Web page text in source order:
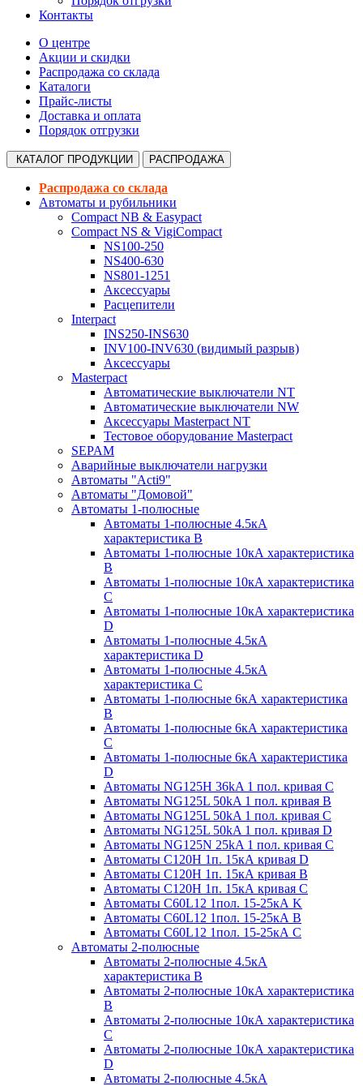
Контакты
О центре
Акции и скидки
Распродажа со склада
Каталоги
Прайс-листы
Доставка и оплата
Порядок отгрузки
КАТАЛОГ ПРОДУКЦИИ РАСПРОДАЖА
Распродажа со склада
Автоматы и рубильники
Compact NB & Easypact
Compact NS & VigiCompact
NS100-250
NS400-630
NS801-1251
Аксессуары
Расцепители
Interpact
INS250-INS630
INV100-INV630 (видимый разрыв)
Аксессуары
Masterpact
Автоматические выключатели NT
Автоматические выключатели NW
Аксессуары Masterpact NT
Тестовое оборудование Masterpact
SEPAM
Аварийные выключатели нагрузки
Автоматы "Acti9"
Автоматы "Домовой"
Автоматы 1-полюсные
Автоматы 1-полюсные 4.5кА
характеристика В
Автоматы 1-полюсные 10кА характеристика
B
Автоматы 1-полюсные 10кА характеристика
C
Автоматы 1-полюсные 10кА характеристика
D
Автоматы 1-полюсные 4.5кА
характеристика D
Автоматы 1-полюсные 4.5кА
характеристика С
Автоматы 1-полюсные 6кА характеристика
B
Автоматы 1-полюсные 6кА характеристика
C
Автоматы 1-полюсные 6кА характеристика
D
Автоматы NG125H 36kA 1 пол. кривая C
Автоматы NG125L 50kA 1 пол. кривая B
Автоматы NG125L 50kA 1 пол. кривая C
Автоматы NG125L 50kA 1 пол. кривая D
Автоматы NG125N 25kA 1 пол. кривая C
Автоматы С120H 1п. 15кА кривая D
Автоматы С120H 1п. 15кА кривая В
Автоматы С120H 1п. 15кА кривая С
Автоматы С60L12 1пол. 15-25кА K
Автоматы С60L12 1пол. 15-25кА В
Автоматы С60L12 1пол. 15-25кА С
Автоматы 2-полюсные
Автоматы 2-полюсные 4.5кА
характеристика В
Автоматы 2-полюсные 10кА характеристика
B
Автоматы 2-полюсные 10кА характеристика
C
Автоматы 2-полюсные 10кА характеристика
D
Автоматы 2-полюсные 4.5кА